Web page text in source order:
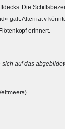
Karls V.
Die
galt. Alternativ
erinnert.
auf das